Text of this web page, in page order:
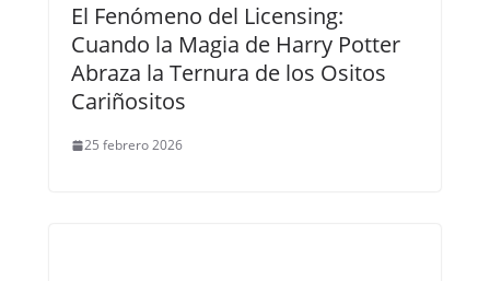
El Fenómeno del Licensing:
Cuando la Magia de Harry Potter
Abraza la Ternura de los Ositos
Cariñositos
25 febrero 2026